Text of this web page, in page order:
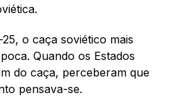
o caça soviético mais
Quando os Estados
do caça, perceberam que
pensava-se.